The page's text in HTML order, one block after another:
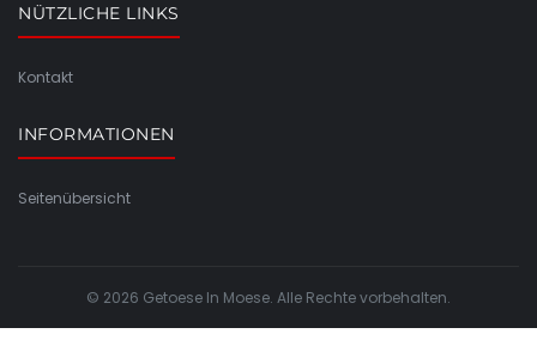
NÜTZLICHE LINKS
Kontakt
INFORMATIONEN
Seitenübersicht
© 2026 Getoese In Moese. Alle Rechte vorbehalten.